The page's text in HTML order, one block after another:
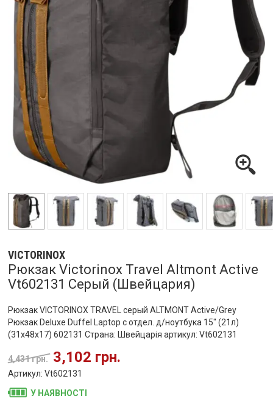
VICTORINOX
Рюкзак Victorinox Travel Altmont Active
Vt602131 Серый (Швейцария)
Рюкзак VICTORINOX TRAVEL серый ALTMONT Active/Grey
Рюкзак Deluxe Duffel Laptop с отдел. д/ноутбука 15" (21л)
(31x48x17) 602131 Страна: Швейцарія артикул: Vt602131
4,431 грн. 3,102 грн.
Артикул: Vt602131
У НАЯВНОСТІ